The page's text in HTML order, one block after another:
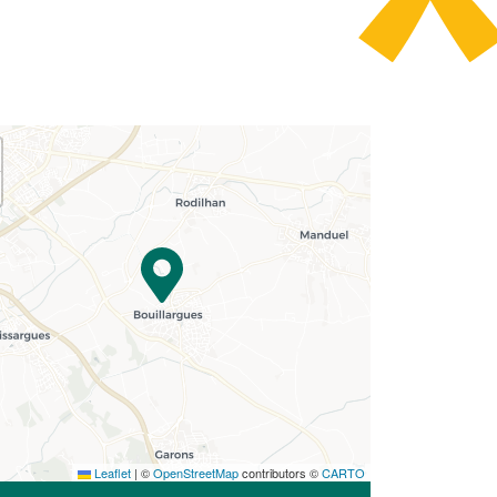
Leaflet | ©OpenStreetMapcontributors ©CARTO